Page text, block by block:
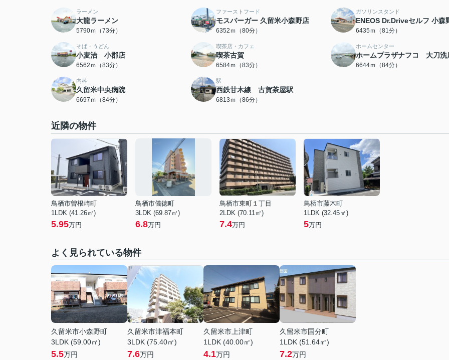
ラーメン
大龍ラーメン
5790ｍ（73分）
ファーストフード
モスバーガー 久留米小森野店
6352ｍ（80分）
ガソリンスタンド
ENEOS Dr.Driveセルフ 小森
6435ｍ（81分）
そば・うどん
小麦治 小郡店
6562ｍ（83分）
喫茶店・カフェ
喫茶古賀
6584ｍ（83分）
ホームセンター
ホームプラザナフコ 大刀洗
6644ｍ（84分）
内科
久留米中央病院
6697ｍ（84分）
駅
西鉄甘木線 古賀茶屋駅
6813ｍ（86分）
近隣の物件
鳥栖市曽根崎町
1LDK (41.26㎡)
5.95万円
鳥栖市儀徳町
3LDK (69.87㎡)
6.8万円
鳥栖市東町１丁目
2LDK (70.11㎡)
7.4万円
鳥栖市藤木町
1LDK (32.45㎡)
5万円
よく見られている物件
久留米市小森野町
3LDK (59.00㎡)
5.5万円
久留米市津福本町
3LDK (75.40㎡)
7.6万円
久留米市上津町
1LDK (40.00㎡)
4.1万円
久留米市国分町
1LDK (51.64㎡)
7.2万円